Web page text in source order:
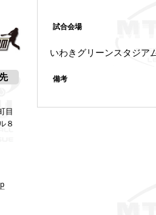
試合会場
いわきグリーンスタジア
備考
目
８